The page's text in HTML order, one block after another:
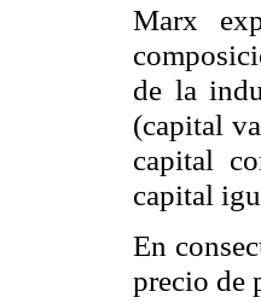
Marx
de la
(capital
capital
capital
En
precio de